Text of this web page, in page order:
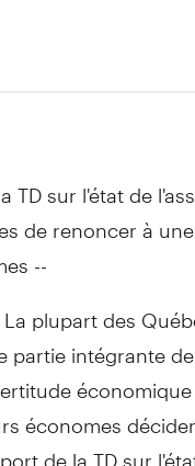
sur l'état de
de renoncer à
--
plupart des
intégrante
économes
de la TD sur